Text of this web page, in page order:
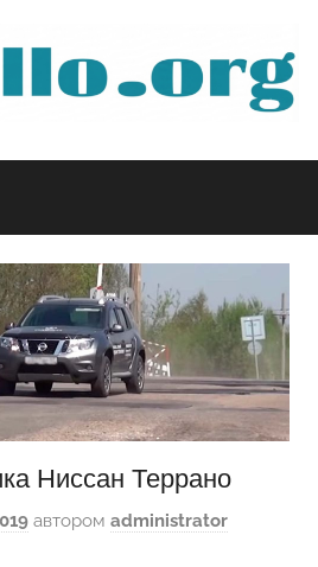
Ниссан Террано
автором administrator